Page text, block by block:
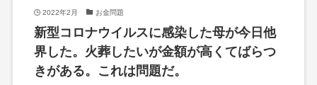
2022年2月 お金問題
新型コロナウイルスに感染した母が今日他
界した。火葬したいが金額が高くてばらつ
きがある。これは問題だ。